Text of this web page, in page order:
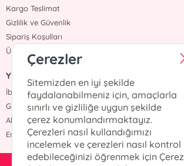
Kargo Teslimat
Gizlilik ve Güvenlik
Sipariş Koşulları
Üyelik Sözleşmesi
Yazarlar
İbrahim Balcı
Grimm Kardeşler
Ahmet Hür
Erdem Yücel
Çerezler
Sitemizden en iyi şekilde
faydalanabilmeniz için, amaçlarla
sınırlı ve gizliliğe uygun şekilde
çerez konumlandırmaktayız.
Çerezleri nasıl kullandığımızı
incelemek ve çerezleri nasıl kontrol
edebileceğinizi öğrenmek için Çerez